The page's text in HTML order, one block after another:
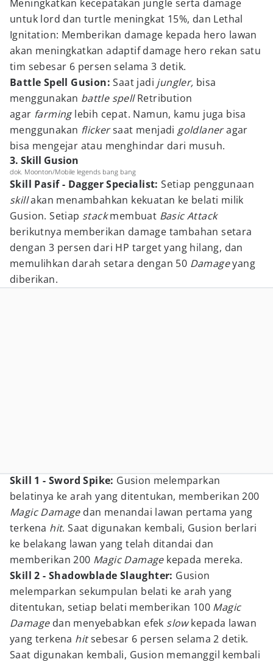
Meningkatkan kecepatakan jungle serta damage
untuk lord dan turtle meningkat 15%, dan Lethal
Ignitation: Memberikan damage kepada hero lawan
akan meningkatkan adaptif damage hero rekan satu
tim sebesar 6 persen selama 3 detik.
Battle Spell Gusion:Saat jadi jungler, bisa
menggunakan battle spellRetribution
agar farminglebih cepat. Namun, kamu juga bisa
menggunakan flickersaat menjadi goldlaneragar
bisa mengejar atau menghindar dari musuh.
3. Skill Gusion
dok. Moonton/Mobile legends bang bang
Skill Pasif - Dagger Specialist: Setiap penggunaan
skillakan menambahkan kekuatan ke belati milik
Gusion. Setiap stackmembuat Basic Attack
berikutnya memberikan damage tambahan setara
dengan 3 persen dari HP target yang hilang, dan
memulihkan darah setara dengan 50 Damageyang
diberikan.
Skill 1 - Sword Spike: Gusion melemparkan
belatinya ke arah yang ditentukan, memberikan 200
Magic Damagedan menandai lawan pertama yang
terkena hit. Saat digunakan kembali, Gusion berlari
ke belakang lawan yang telah ditandai dan
memberikan 200 Magic Damagekepada mereka.
Skill 2 - Shadowblade Slaughter: Gusion
melemparkan sekumpulan belati ke arah yang
ditentukan, setiap belati memberikan 100 Magic
Damagedan menyebabkan efek slowkepada lawan
yang terkena hitsebesar 6 persen selama 2 detik.
Saat digunakan kembali, Gusion memanggil kembali